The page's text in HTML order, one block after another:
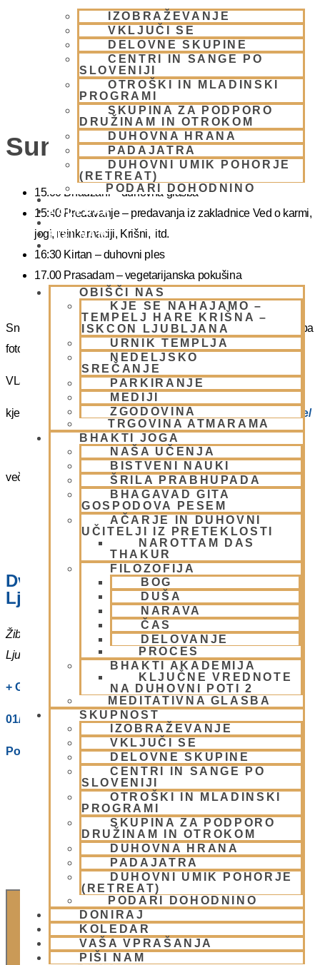
IZOBRAŽEVANJE
VKLJUČI SE
DELOVNE SKUPINE
CENTRI IN SANGE PO
SLOVENIJI
OTROŠKI IN MLADINSKI
PROGRAMI
SKUPINA ZA PODPORO
DRUŽINAM IN OTROKOM
DUHOVNA HRANA
PADAJATRA
DUHOVNI UMIK POHORJE
(RETREAT)
PODARI DOHODNINO
DONIRAJ
KOLEDAR
VAŠA VPRAŠANJA
PIŠI NAM
OBIŠČI NAS
KJE SE NAHAJAMO –
TEMPELJ HARE KRIŠNA –
ISKCON LJUBLJANA
URNIK TEMPLJA
NEDELJSKO
SREČANJE
PARKIRANJE
MEDIJI
ZGODOVINA
TRGOVINA ATMARAMA
BHAKTI JOGA
NAŠA UČENJA
BISTVENI NAUKI
ŠRILA PRABHUPADA
BHAGAVAD GITA
GOSPODOVA PESEM
AČARJE IN DUHOVNI
UČITELJI IZ PRETEKLOSTI
NAROTTAM DAS
THAKUR
FILOZOFIJA
BOG
DUŠA
NARAVA
ČAS
DELOVANJE
PROCES
BHAKTI AKADEMIJA
KLJUČNE VREDNOTE
NA DUHOVNI POTI 2
MEDITATIVNA GLASBA
SKUPNOST
IZOBRAŽEVANJE
VKLJUČI SE
DELOVNE SKUPINE
CENTRI IN SANGE PO
SLOVENIJI
OTROŠKI IN MLADINSKI
PROGRAMI
SKUPINA ZA PODPORO
DRUŽINAM IN OTROKOM
DUHOVNA HRANA
PADAJATRA
DUHOVNI UMIK POHORJE
(RETREAT)
PODARI DOHODNINO
DONIRAJ
KOLEDAR
VAŠA VPRAŠANJA
PIŠI NAM
Sunday Feast
15.00 Bhadžani – duhovna glasba
15:40 Predavanje – predavanja iz zakladnice Ved o karmi,
jogi, reinkarnaciji, Krišni, itd.
16:30 Kirtan – duhovni ples
17.00 Prasadam – vegetarijanska pokušina
19.00 Program plus – duhovna glasba
Snemanje in slikanje gostov je v templju prepovedano. Lahko pa
fotografirate slikate božanstva in slike v dvorani.
VLJUDNO VABLJENI
kje in kako parkirati – https://www.harekrisna.net/parkiranje/
več info na spodnji povezavi
NEDELJSKO SREČANJE
Dvorana – Center Hare Krišna v
Ljubljani
Žibertova 27
Ljubljana
Slovenia
+ Google Zemljevidi
01/ 4312319
Poglej Prizorišče spletno stran
DODAJ V KOLEDAR